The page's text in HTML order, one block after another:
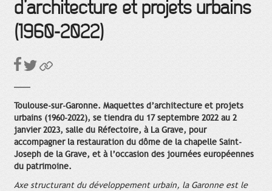
d’architecture et projets urbains
(1960-2022)
Toulouse-sur-Garonne. Maquettes d’architecture et projets
urbains (1960-2022), se tiendra du 17 septembre 2022 au 2
janvier 2023, salle du Réfectoire, à La Grave, pour
accompagner la restauration du dôme de la chapelle Saint-
Joseph de la Grave, et à l’occasion des journées européennes
du patrimoine.
Axe structurant du développement urbain, la Garonne est le